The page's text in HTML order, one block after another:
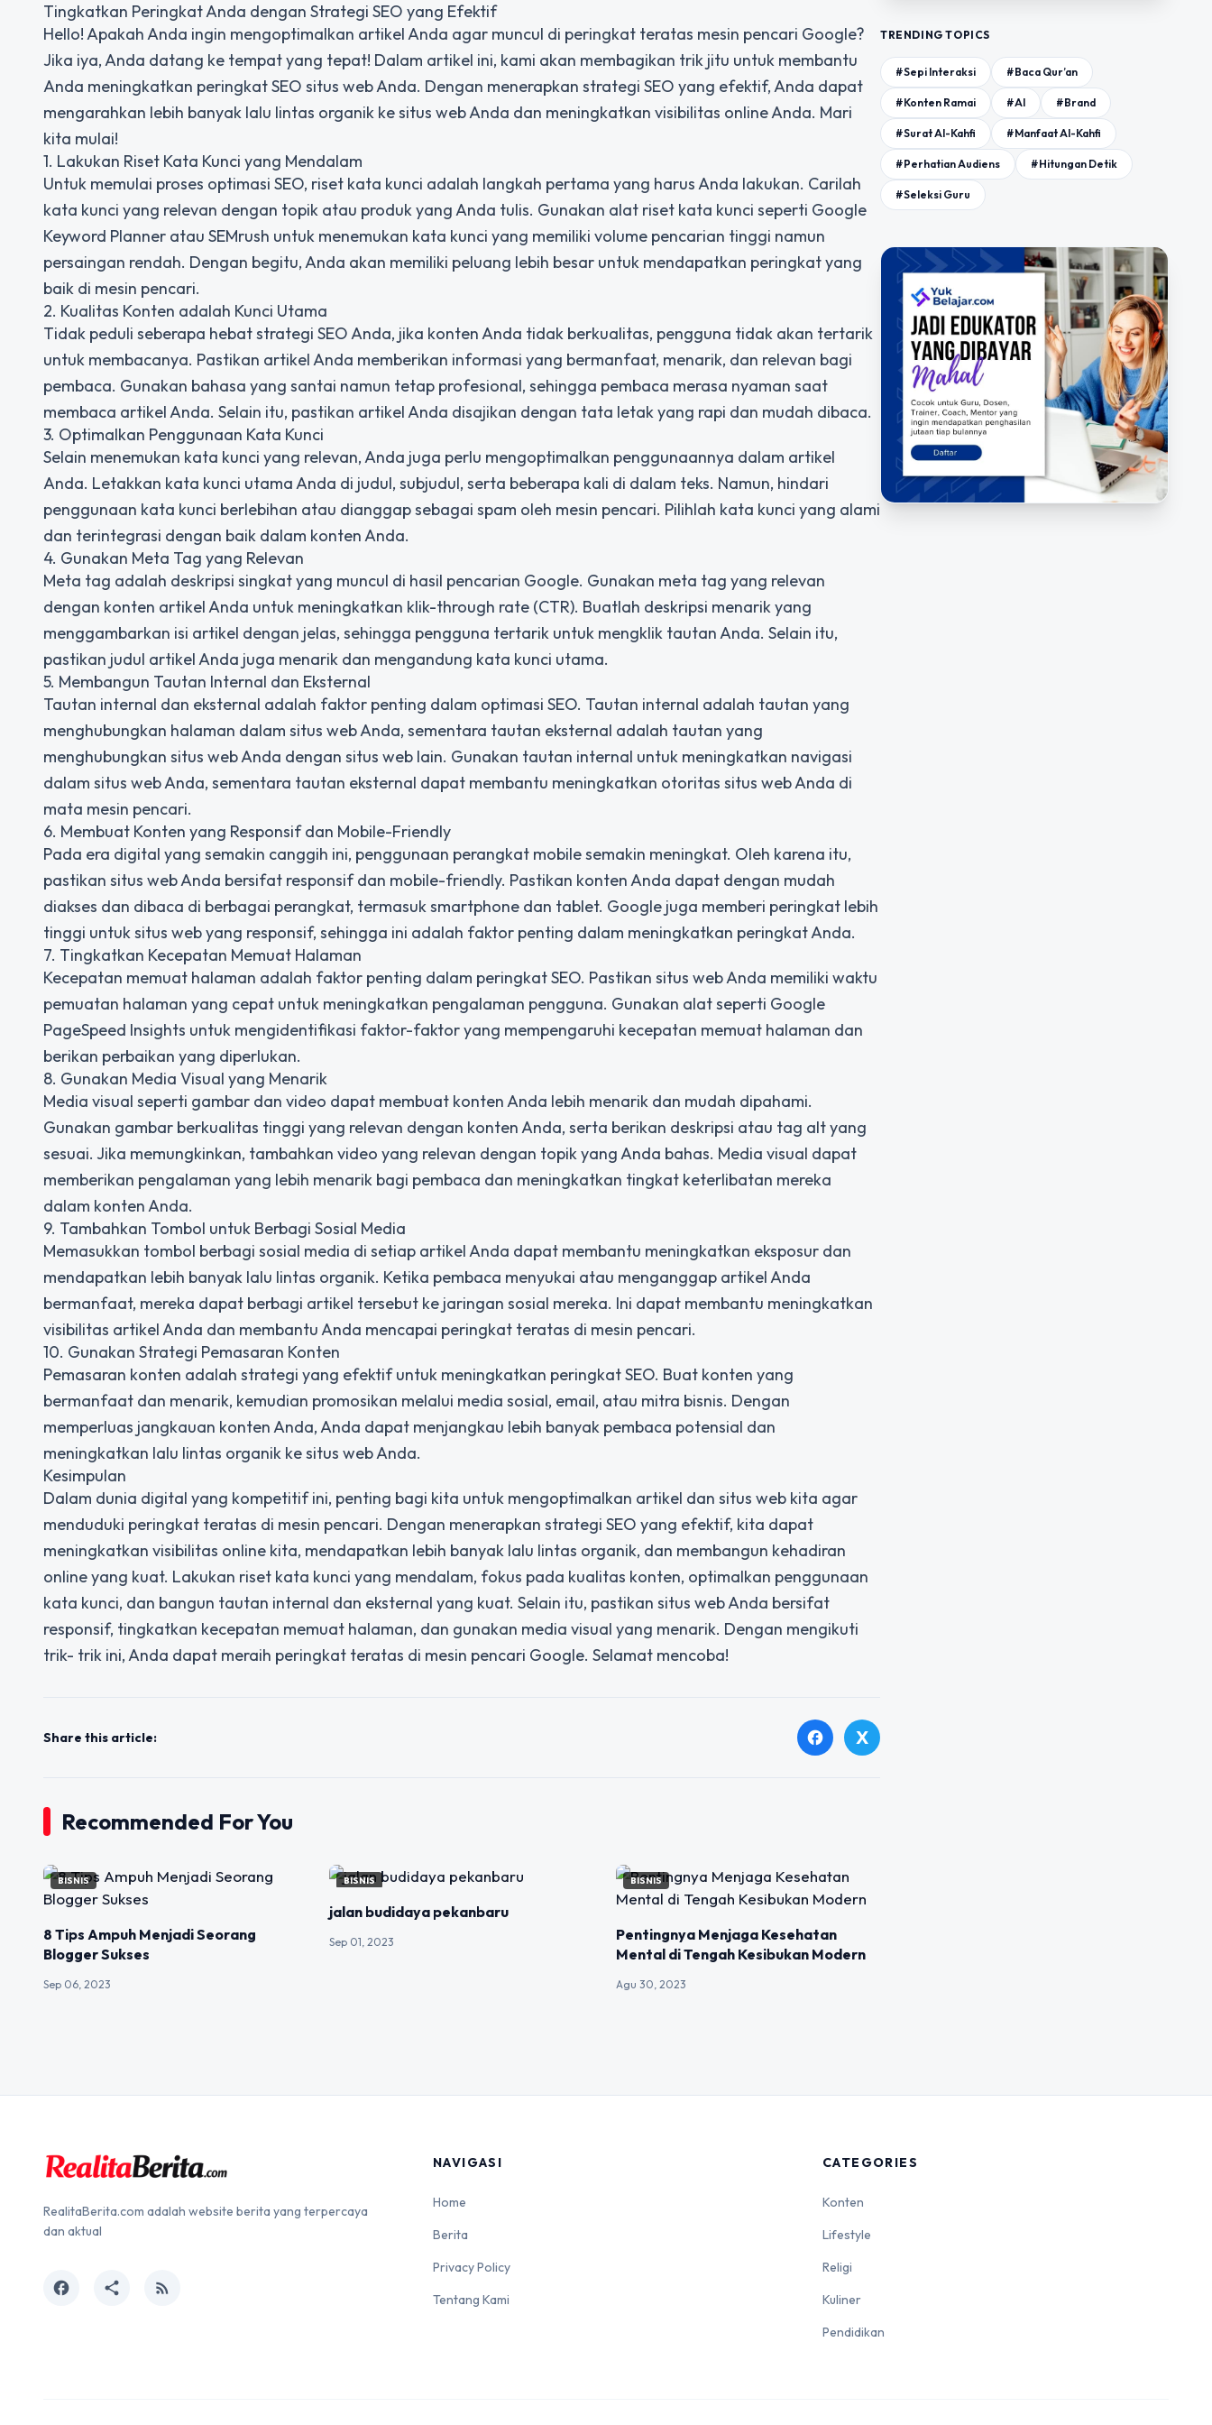
Tingkatkan Peringkat Anda dengan Strategi SEO yang Efektif
Hello! Apakah Anda ingin mengoptimalkan artikel Anda agar muncul di peringkat teratas mesin pencari Google?
Jika iya, Anda datang ke tempat yang tepat! Dalam artikel ini, kami akan membagikan trik jitu untuk membantu
Anda meningkatkan peringkat SEO situs web Anda. Dengan menerapkan strategi SEO yang efektif, Anda dapat
mengarahkan lebih banyak lalu lintas organik ke situs web Anda dan meningkatkan visibilitas online Anda. Mari
kita mulai!
1. Lakukan Riset Kata Kunci yang Mendalam
Untuk memulai proses optimasi SEO, riset kata kunci adalah langkah pertama yang harus Anda lakukan. Carilah
kata kunci yang relevan dengan topik atau produk yang Anda tulis. Gunakan alat riset kata kunci seperti Google
Keyword Planner atau SEMrush untuk menemukan kata kunci yang memiliki volume pencarian tinggi namun
persaingan rendah. Dengan begitu, Anda akan memiliki peluang lebih besar untuk mendapatkan peringkat yang
baik di mesin pencari.
2. Kualitas Konten adalah Kunci Utama
Tidak peduli seberapa hebat strategi SEO Anda, jika konten Anda tidak berkualitas, pengguna tidak akan tertarik
untuk membacanya. Pastikan artikel Anda memberikan informasi yang bermanfaat, menarik, dan relevan bagi
pembaca. Gunakan bahasa yang santai namun tetap profesional, sehingga pembaca merasa nyaman saat
membaca artikel Anda. Selain itu, pastikan artikel Anda disajikan dengan tata letak yang rapi dan mudah dibaca.
3. Optimalkan Penggunaan Kata Kunci
Selain menemukan kata kunci yang relevan, Anda juga perlu mengoptimalkan penggunaannya dalam artikel
Anda. Letakkan kata kunci utama Anda di judul, subjudul, serta beberapa kali di dalam teks. Namun, hindari
penggunaan kata kunci berlebihan atau dianggap sebagai spam oleh mesin pencari. Pilihlah kata kunci yang alami
dan terintegrasi dengan baik dalam konten Anda.
4. Gunakan Meta Tag yang Relevan
Meta tag adalah deskripsi singkat yang muncul di hasil pencarian Google. Gunakan meta tag yang relevan
dengan konten artikel Anda untuk meningkatkan klik-through rate (CTR). Buatlah deskripsi menarik yang
menggambarkan isi artikel dengan jelas, sehingga pengguna tertarik untuk mengklik tautan Anda. Selain itu,
pastikan judul artikel Anda juga menarik dan mengandung kata kunci utama.
5. Membangun Tautan Internal dan Eksternal
Tautan internal dan eksternal adalah faktor penting dalam optimasi SEO. Tautan internal adalah tautan yang
menghubungkan halaman dalam situs web Anda, sementara tautan eksternal adalah tautan yang
menghubungkan situs web Anda dengan situs web lain. Gunakan tautan internal untuk meningkatkan navigasi
dalam situs web Anda, sementara tautan eksternal dapat membantu meningkatkan otoritas situs web Anda di
mata mesin pencari.
6. Membuat Konten yang Responsif dan Mobile-Friendly
Pada era digital yang semakin canggih ini, penggunaan perangkat mobile semakin meningkat. Oleh karena itu,
pastikan situs web Anda bersifat responsif dan mobile-friendly. Pastikan konten Anda dapat dengan mudah
diakses dan dibaca di berbagai perangkat, termasuk smartphone dan tablet. Google juga memberi peringkat lebih
tinggi untuk situs web yang responsif, sehingga ini adalah faktor penting dalam meningkatkan peringkat Anda.
7. Tingkatkan Kecepatan Memuat Halaman
Kecepatan memuat halaman adalah faktor penting dalam peringkat SEO. Pastikan situs web Anda memiliki waktu
pemuatan halaman yang cepat untuk meningkatkan pengalaman pengguna. Gunakan alat seperti Google
PageSpeed Insights untuk mengidentifikasi faktor-faktor yang mempengaruhi kecepatan memuat halaman dan
berikan perbaikan yang diperlukan.
8. Gunakan Media Visual yang Menarik
Media visual seperti gambar dan video dapat membuat konten Anda lebih menarik dan mudah dipahami.
Gunakan gambar berkualitas tinggi yang relevan dengan konten Anda, serta berikan deskripsi atau tag alt yang
sesuai. Jika memungkinkan, tambahkan video yang relevan dengan topik yang Anda bahas. Media visual dapat
memberikan pengalaman yang lebih menarik bagi pembaca dan meningkatkan tingkat keterlibatan mereka
dalam konten Anda.
9. Tambahkan Tombol untuk Berbagi Sosial Media
Memasukkan tombol berbagi sosial media di setiap artikel Anda dapat membantu meningkatkan eksposur dan
mendapatkan lebih banyak lalu lintas organik. Ketika pembaca menyukai atau menganggap artikel Anda
bermanfaat, mereka dapat berbagi artikel tersebut ke jaringan sosial mereka. Ini dapat membantu meningkatkan
visibilitas artikel Anda dan membantu Anda mencapai peringkat teratas di mesin pencari.
10. Gunakan Strategi Pemasaran Konten
Pemasaran konten adalah strategi yang efektif untuk meningkatkan peringkat SEO. Buat konten yang
bermanfaat dan menarik, kemudian promosikan melalui media sosial, email, atau mitra bisnis. Dengan
memperluas jangkauan konten Anda, Anda dapat menjangkau lebih banyak pembaca potensial dan
meningkatkan lalu lintas organik ke situs web Anda.
Kesimpulan
Dalam dunia digital yang kompetitif ini, penting bagi kita untuk mengoptimalkan artikel dan situs web kita agar
menduduki peringkat teratas di mesin pencari. Dengan menerapkan strategi SEO yang efektif, kita dapat
meningkatkan visibilitas online kita, mendapatkan lebih banyak lalu lintas organik, dan membangun kehadiran
online yang kuat. Lakukan riset kata kunci yang mendalam, fokus pada kualitas konten, optimalkan penggunaan
kata kunci, dan bangun tautan internal dan eksternal yang kuat. Selain itu, pastikan situs web Anda bersifat
responsif, tingkatkan kecepatan memuat halaman, dan gunakan media visual yang menarik. Dengan mengikuti
trik- trik ini, Anda dapat meraih peringkat teratas di mesin pencari Google. Selamat mencoba!
Share this article: facebook X
Recommended For You
BISNIS
8 Tips Ampuh Menjadi Seorang
Blogger Sukses
Sep 06, 2023
BISNIS
jalan budidaya pekanbaru
Sep 01, 2023
BISNIS
Pentingnya Menjaga Kesehatan
Mental di Tengah Kesibukan Modern
Agu 30, 2023
TRENDING TOPICS
#Sepi Interaksi #Baca Qur’an
#Konten Ramai #AI #Brand
#Surat Al-Kahfi #Manfaat Al-Kahfi
#Perhatian Audiens #Hitungan Detik
#Seleksi Guru
RealitaBerita.com adalah website berita yang terpercaya
dan aktual
facebook share rss_feed
NAVIGASI
Home
Berita
Privacy Policy
Tentang Kami
CATEGORIES
Konten
Lifestyle
Religi
Kuliner
Pendidikan